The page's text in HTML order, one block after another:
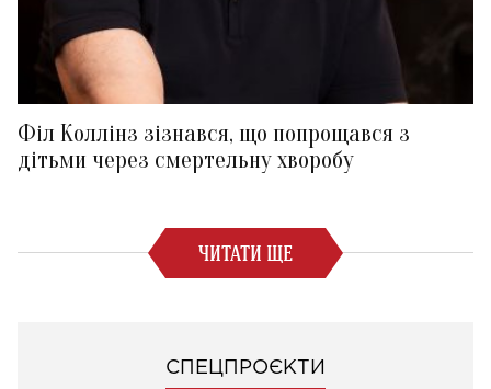
Філ Коллінз зізнався, що попрощався з
дітьми через смертельну хворобу
ЧИТАТИ ЩЕ
СПЕЦПРОЄКТИ